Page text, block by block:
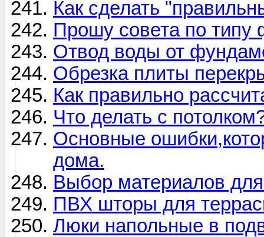
Как сделать
Прошу совета по типу
Отвод воды от
Обрезка плиты
Как правильно
Что делать с
Основные
дома.
Выбор материалов
ПВХ шторы для
Люки напольные в